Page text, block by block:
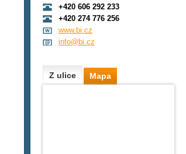
+420 606 292 233
+420 274 776 256
www.bi.cz
info@bi.cz
Z ulice Mapa